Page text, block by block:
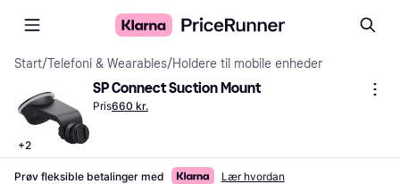
Start/Telefoni & Wearables/Holdere til mobile enheder
+2
SP Connect Suction Mount
Pris660 kr.
Prøv fleksible betalinger med Lær hvordan